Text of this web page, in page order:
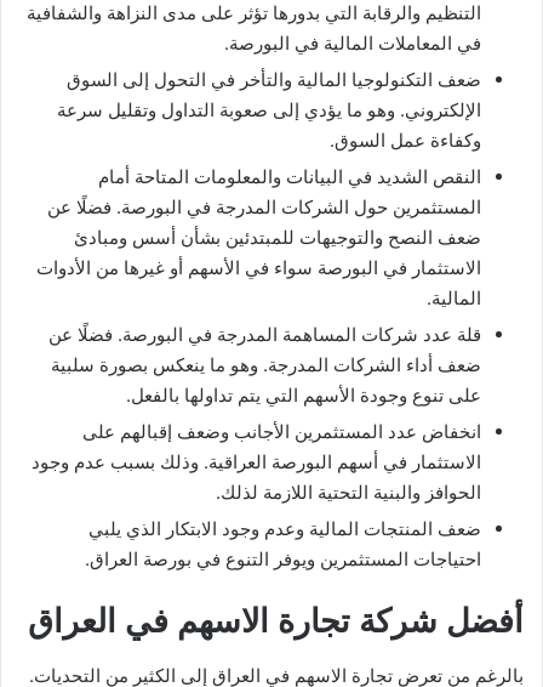
التنظيم والرقابة التي بدورها تؤثر على مدى النزاهة والشفافية
في المعاملات المالية في البورصة.
ضعف التكنولوجيا المالية والتأخر في التحول إلى السوق
الإلكتروني. وهو ما يؤدي إلى صعوبة التداول وتقليل سرعة
وكفاءة عمل السوق.
النقص الشديد في البيانات والمعلومات المتاحة أمام
المستثمرين حول الشركات المدرجة في البورصة. فضلًا عن
ضعف النصح والتوجيهات للمبتدئين بشأن أسس ومبادئ
الاستثمار في البورصة سواء في الأسهم أو غيرها من الأدوات
المالية.
قلة عدد شركات المساهمة المدرجة في البورصة. فضلًا عن
ضعف أداء الشركات المدرجة. وهو ما ينعكس بصورة سلبية
على تنوع وجودة الأسهم التي يتم تداولها بالفعل.
انخفاض عدد المستثمرين الأجانب وضعف إقبالهم على
الاستثمار في أسهم البورصة العراقية. وذلك بسبب عدم وجود
الحوافز والبنية التحتية اللازمة لذلك.
ضعف المنتجات المالية وعدم وجود الابتكار الذي يلبي
احتياجات المستثمرين ويوفر التنوع في بورصة العراق.
أفضل شركة تجارة الاسهم في العراق
بالرغم من تعرض تجارة الاسهم في العراق إلى الكثير من التحديات.